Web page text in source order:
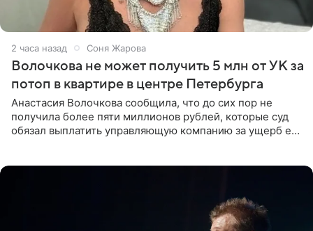
2 часа назад Соня Жарова
Волочкова не может получить 5 млн от УК за
потоп в квартире в центре Петербурга
Анастасия Волочкова сообщила, что до сих пор не
получила более пяти миллионов рублей, которые суд
обязал выплатить управляющую компанию за ущерб ее